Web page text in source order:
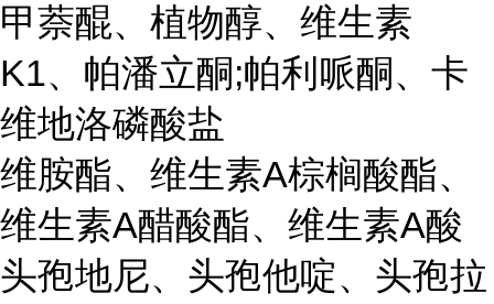
甲萘醌、植物醇、维生素
K1、帕潘立酮;帕利哌酮、卡
维地洛磷酸盐
维胺酯、维生素A棕榈酸酯、
维生素A醋酸酯、维生素A酸
头孢地尼、头孢他啶、头孢拉